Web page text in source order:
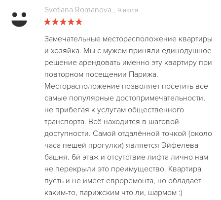
Svetlana Romanova , 9 июля
Замечательные месторасположение квартиры
и хозяйка. Мы с мужем приняли единодушное
решение арендовать именно эту квартиру при
повторном посещении Парижа.
Месторасположение позволяет посетить все
самые популярные достопримечательности,
не прибегая к услугам общественного
транспорта. Всё находится в шаговой
доступности. Самой отдалённой точкой (около
часа пешей прогулки) является Эйфелева
башня. 6й этаж и отсутствие лифта лично нам
не перекрыли это преимущество. Квартира
пусть и не имеет евроремонта, но обладает
каким-то, парижским что ли, шармом :)